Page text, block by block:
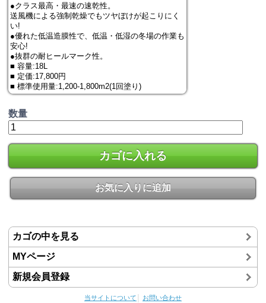
●クラス最高・最速の速乾性。
送風機による強制乾燥でもツヤぼけが起こりにく
い!
●優れた低温造膜性で、低温・低湿の冬場の作業も
安心!
●抜群の耐ヒールマーク性。
■ 容量:18L
■ 定価:17,800円
■ 標準使用量:1,200-1,800m2(1回塗り)
数量
カゴに入れる
お気に入りに追加
カゴの中を見る
MYページ
新規会員登録
当サイトについて
お問い合わせ